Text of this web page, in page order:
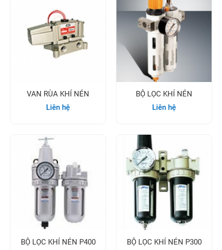
VAN RÙA KHÍ NÉN
Liên hệ
BỘ LỌC KHÍ NÉN
Liên hệ
BỘ LỌC KHÍ NÉN P400
BỘ LỌC KHÍ NÉN P300